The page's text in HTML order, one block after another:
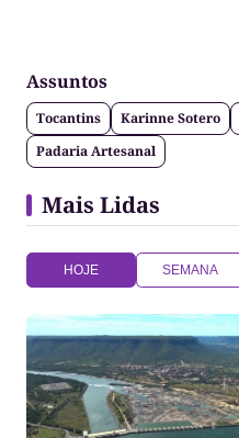
Assuntos
Tocantins Karinne Sotero
Padaria Artesanal
Mais Lidas
HOJE SEMANA